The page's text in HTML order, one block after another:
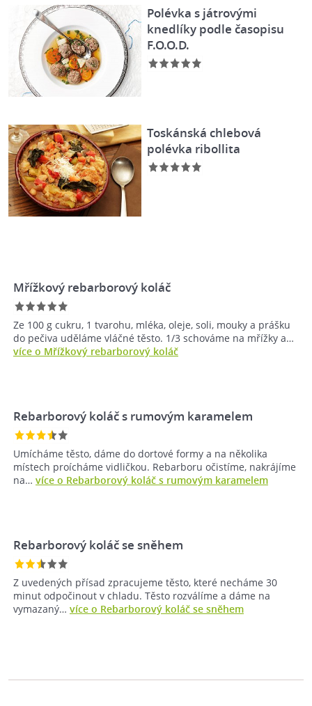
Polévka s játrovými
knedlíky podle časopisu
F.O.O.D.
Toskánská chlebová
polévka ribollita
Mřížkový rebarborový koláč
Ze 100 g cukru, 1 tvarohu, mléka, oleje, soli, mouky a prášku
do pečiva uděláme vláčné těsto. 1/3 schováme na mřížky a…
více o Mřížkový rebarborový koláč
Rebarborový koláč s rumovým karamelem
Umícháme těsto, dáme do dortové formy a na několika
místech proícháme vidličkou. Rebarboru očistíme, nakrájíme
na… více o Rebarborový koláč s rumovým karamelem
Rebarborový koláč se sněhem
Z uvedených přísad zpracujeme těsto, které necháme 30
minut odpočinout v chladu. Těsto rozválíme a dáme na
vymazaný… více o Rebarborový koláč se sněhem